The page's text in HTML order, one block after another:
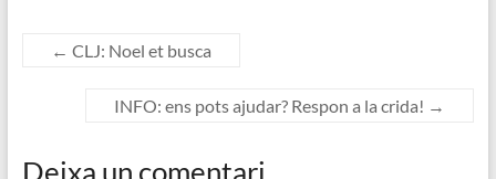
← CLJ: Noel et busca
INFO: ens pots ajudar? Respon a la crida! →
Deixa un comentari